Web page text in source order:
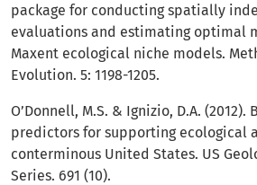
package for conducting spatially
evaluations and estimating optimal
Maxent ecological niche models.
Evolution. 5: 1198-1205.
O’Donnell, M.S. & Ignizio, D.A.
predictors for supporting ecological
conterminous United States. US
Series. 691 (10).